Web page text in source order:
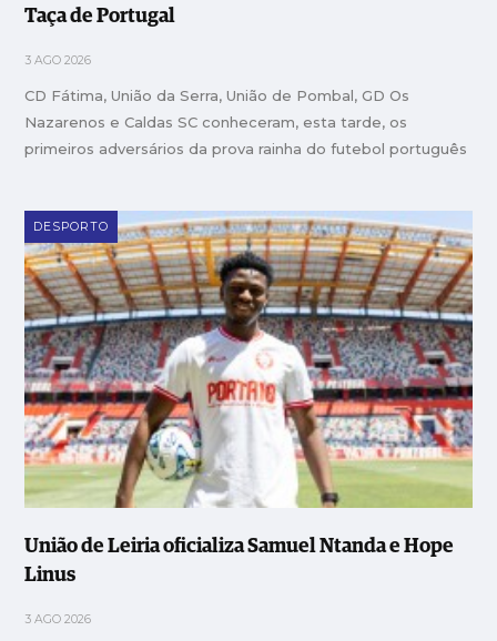
Taça de Portugal
3 AGO 2026
CD Fátima, União da Serra, União de Pombal, GD Os
Nazarenos e Caldas SC conheceram, esta tarde, os
primeiros adversários da prova rainha do futebol português
DESPORTO
União de Leiria oficializa Samuel Ntanda e Hope
Linus
3 AGO 2026